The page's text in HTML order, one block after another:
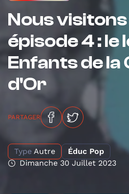
Nous visitons
épisode 4 : le
Enfants de la
d'Or
PARTAGER
Type Autre
Éduc Pop
Dimanche 30 Juillet 2023